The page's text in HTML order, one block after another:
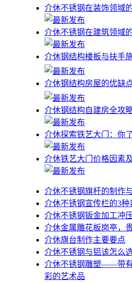
介休不锈钢在装饰领域
介休不锈钢在建筑领域
介休钢结构楼板与扶手
介休钢结构房屋的优缺
介休钢结构自建房全攻
介休探索铁艺大门：你
介休铁艺大门价格因素
介休不锈钢旗杆的制作
介休不锈钢宣传栏的3种
介休不锈钢钣金加工冲
介休金属雕花板岗亭，
介休旗台制作主要要点
介休不锈钢与铝该怎么
介休不锈钢雕塑——带
彩的艺术品